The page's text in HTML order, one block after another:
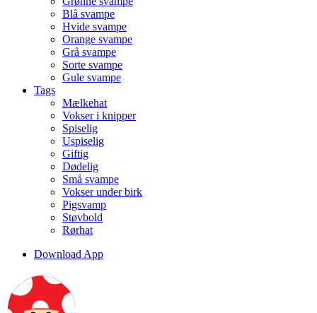
Blå svampe
Hvide svampe
Orange svampe
Grå svampe
Sorte svampe
Gule svampe
Tags
Mælkehat
Vokser i knipper
Spiselig
Uspiselig
Giftig
Dødelig
Små svampe
Vokser under birk
Pigsvamp
Støvbold
Rørhat
Download App